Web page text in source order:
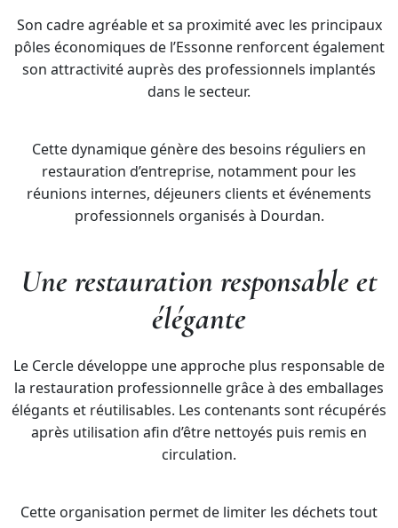
Son cadre agréable et sa proximité avec les principaux
pôles économiques de l’Essonne renforcent également
son attractivité auprès des professionnels implantés
dans le secteur.
Cette dynamique génère des besoins réguliers en
restauration d’entreprise, notamment pour les
réunions internes, déjeuners clients et événements
professionnels organisés à Dourdan.
Une restauration responsable et
élégante
Le Cercle développe une approche plus responsable de
la restauration professionnelle grâce à des emballages
élégants et réutilisables. Les contenants sont récupérés
après utilisation afin d’être nettoyés puis remis en
circulation.
Cette organisation permet de limiter les déchets tout